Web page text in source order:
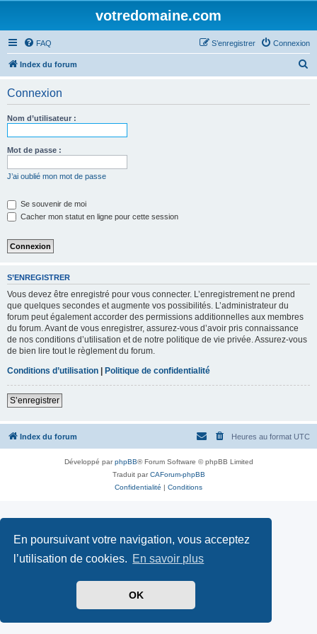
En poursuivant votre navigation, vous acceptez
l’utilisation de cookies. En savoir plus
OK
votredomaine.com
FAQ Connexion
S’enregistrer
Index du forum
Connexion
Nom d’utilisateur :
Mot de passe :
J’ai oublié mon mot de passe
Se souvenir de moi
Cacher mon statut en ligne pour cette session
S’ENREGISTRER
Vous devez être enregistré pour vous connecter. L’enregistrement ne prend
que quelques secondes et augmente vos possibilités. L’administrateur du
forum peut également accorder des permissions additionnelles aux membres
du forum. Avant de vous enregistrer, assurez-vous d’avoir pris connaissance
de nos conditions d’utilisation et de notre politique de vie privée. Assurez-vous
de bien lire tout le règlement du forum.
Conditions d’utilisation | Politique de confidentialité
S’enregistrer
Index du forum Heures au format UTC
Développé parphpBB® Forum Software © phpBB Limited
Traduit parCAForum-phpBB
Confidentialité | Conditions